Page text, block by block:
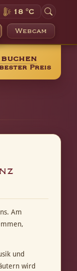
Webcam
18 °C
Preis
Am
und
wird